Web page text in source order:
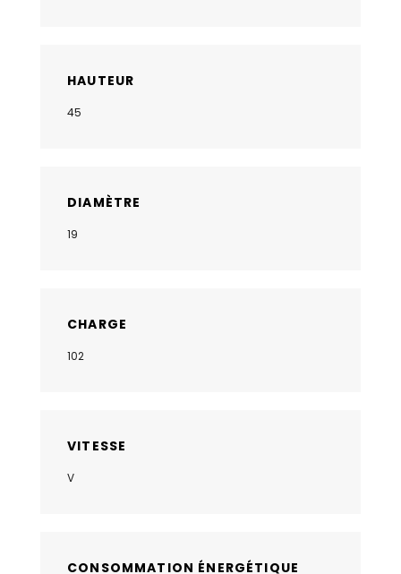
HAUTEUR
45
DIAMÈTRE
19
CHARGE
102
VITESSE
V
CONSOMMATION ÉNERGÉTIQUE